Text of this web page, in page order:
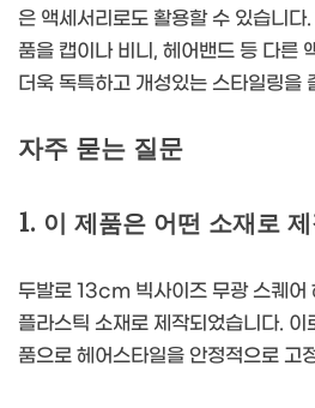
은 액세서리로도 활용할 수 있습니다
품을 캡이나 비니, 헤어밴드 등 다른
더욱 독특하고 개성있는 스타일링을
자주 묻는 질문
1. 이 제품은 어떤 소재로
두발로 13cm 빅사이즈 무광 스퀘어
플라스틱 소재로 제작되었습니다. 이
품으로 헤어스타일을 안정적으로 고